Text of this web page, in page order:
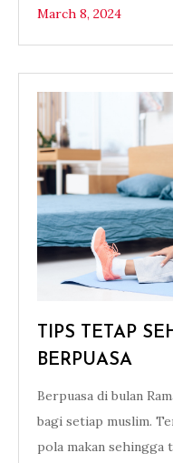
March 8, 2024
TIPS TETAP
BERPUASA
Berpuasa di bulan
bagi setiap muslim.
pola makan sehingga